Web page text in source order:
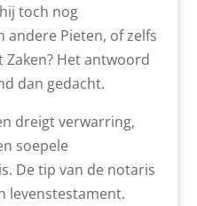
toch nog
andere Pieten, of zelfs
Zaken? Het antwoord
dan gedacht.
dreigt verwarring,
soepele
De tip van de notaris
levenstestament.